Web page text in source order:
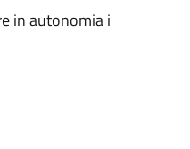
in autonomia i